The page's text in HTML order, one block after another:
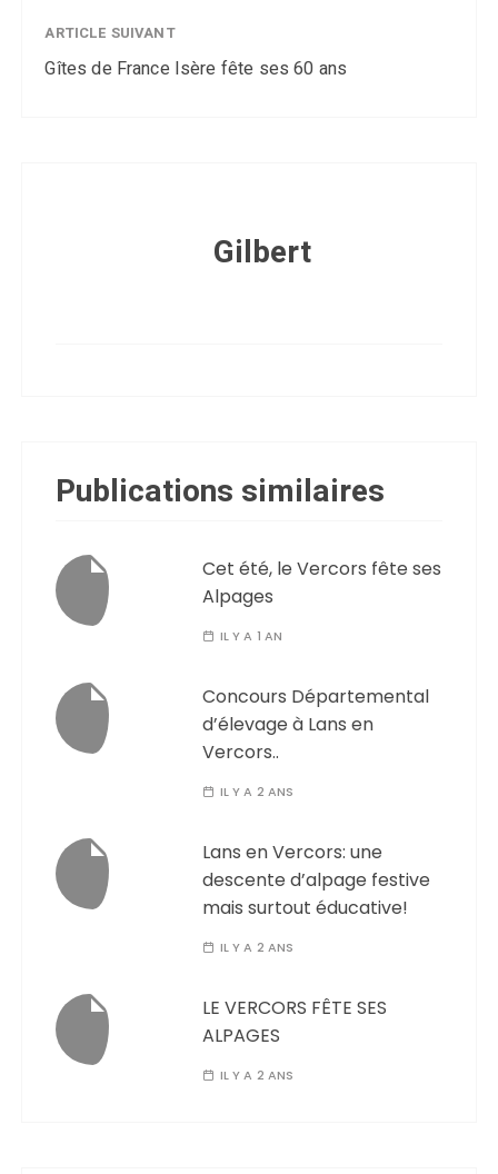
ARTICLE SUIVANT
Gîtes de France Isère fête ses 60 ans
Gilbert
Publications similaires
Cet été, le Vercors fête ses
Alpages
IL Y A 1 AN
Concours Départemental
d’élevage à Lans en
Vercors..
IL Y A 2 ANS
Lans en Vercors: une
descente d’alpage festive
mais surtout éducative!
IL Y A 2 ANS
LE VERCORS FÊTE SES
ALPAGES
IL Y A 2 ANS